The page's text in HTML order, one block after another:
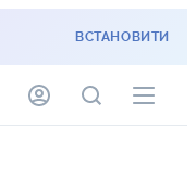
ВСТАНОВИТИ